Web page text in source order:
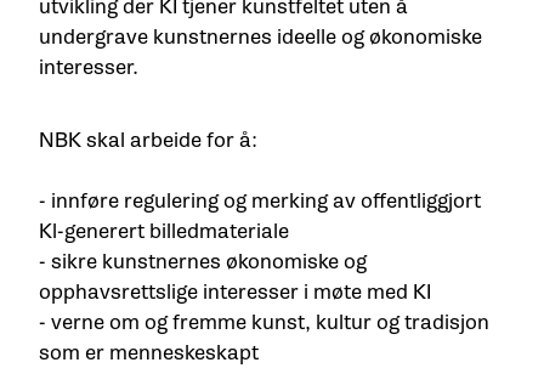
utvikling der KI tjener kunstfeltet uten å
undergrave kunstnernes ideelle og økonomiske
interesser.
NBK skal arbeide for å:
- innføre regulering og merking av offentliggjort
Kl-generert billedmateriale
- sikre kunstnernes økonomiske og
opphavsrettslige interesser i møte med KI
- verne om og fremme kunst, kultur og tradisjon
som er menneskeskapt